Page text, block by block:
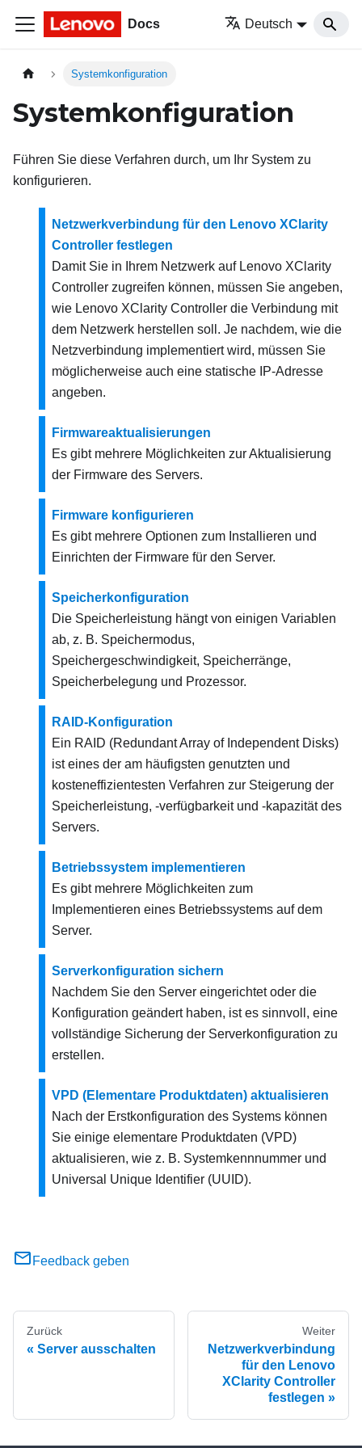
Docs Deutsch
Systemkonfiguration
Systemkonfiguration
Führen Sie diese Verfahren durch, um Ihr System zu
konfigurieren.
Netzwerkverbindung für den Lenovo XClarity
Controller festlegen
Damit Sie in Ihrem Netzwerk auf Lenovo XClarity
Controller zugreifen können, müssen Sie angeben,
wie Lenovo XClarity Controller die Verbindung mit
dem Netzwerk herstellen soll. Je nachdem, wie die
Netzverbindung implementiert wird, müssen Sie
möglicherweise auch eine statische IP-Adresse
angeben.
Firmwareaktualisierungen
Es gibt mehrere Möglichkeiten zur Aktualisierung
der Firmware des Servers.
Firmware konfigurieren
Es gibt mehrere Optionen zum Installieren und
Einrichten der Firmware für den Server.
Speicherkonfiguration
Die Speicherleistung hängt von einigen Variablen
ab, z. B. Speichermodus,
Speichergeschwindigkeit, Speicherränge,
Speicherbelegung und Prozessor.
RAID-Konfiguration
Ein RAID (Redundant Array of Independent Disks)
ist eines der am häufigsten genutzten und
kosteneffizientesten Verfahren zur Steigerung der
Speicherleistung, -verfügbarkeit und -kapazität des
Servers.
Betriebssystem implementieren
Es gibt mehrere Möglichkeiten zum
Implementieren eines Betriebssystems auf dem
Server.
Serverkonfiguration sichern
Nachdem Sie den Server eingerichtet oder die
Konfiguration geändert haben, ist es sinnvoll, eine
vollständige Sicherung der Serverkonfiguration zu
erstellen.
VPD (Elementare Produktdaten) aktualisieren
Nach der Erstkonfiguration des Systems können
Sie einige elementare Produktdaten (VPD)
aktualisieren, wie z. B. Systemkennnummer und
Universal Unique Identifier (UUID).
Feedback geben
Zurück
Server ausschalten
Weiter
Netzwerkverbindung
für den Lenovo
XClarity Controller
festlegen